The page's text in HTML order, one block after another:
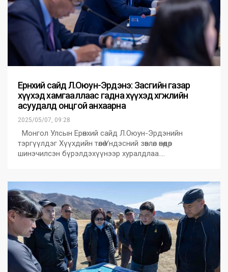
Ерөнхий сайд Л.Оюун-Эрдэнэ: Засгийн газар
хүүхэд хамгааллаас гадна хүүхэд хөгжлийн
асуудалд онцгой анхаарна
2025/05/07, 09:28
Монгол Улсын Ерөнхий сайд Л.Оюун-Эрдэнийн
тэргүүлдэг Хүүхдийн төлөө Үндэсний зөвлөл өнөөдөр
шинэчилсэн бүрэлдэхүүнээр хуралдлаа.…